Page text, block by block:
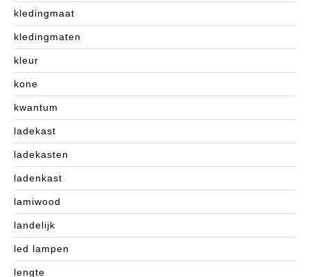
kledingmaat
kledingmaten
kleur
kone
kwantum
ladekast
ladekasten
ladenkast
lamiwood
landelijk
led lampen
lengte